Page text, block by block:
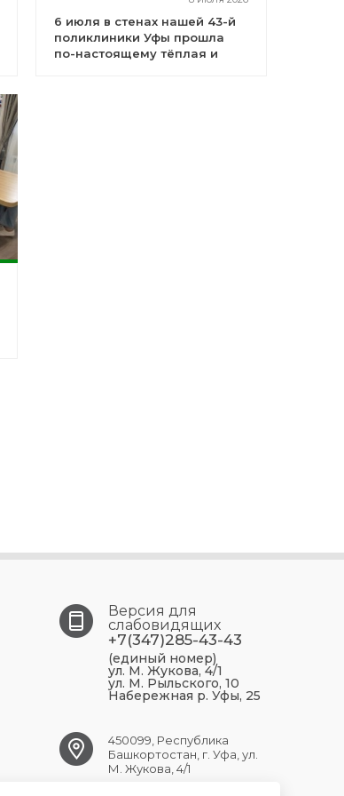
6 июля в стенах нашей 43-й
поликлиники Уфы прошла
по-настоящему тёплая и
Версия для
слабовидящих
+7(347)285-43-43
(единый номер)
ул. М. Жукова, 4/1
ул. М. Рыльского, 10
Набережная р. Уфы, 25
450099, Республика
Башкортостан, г. Уфа, ул.
М. Жукова, 4/1